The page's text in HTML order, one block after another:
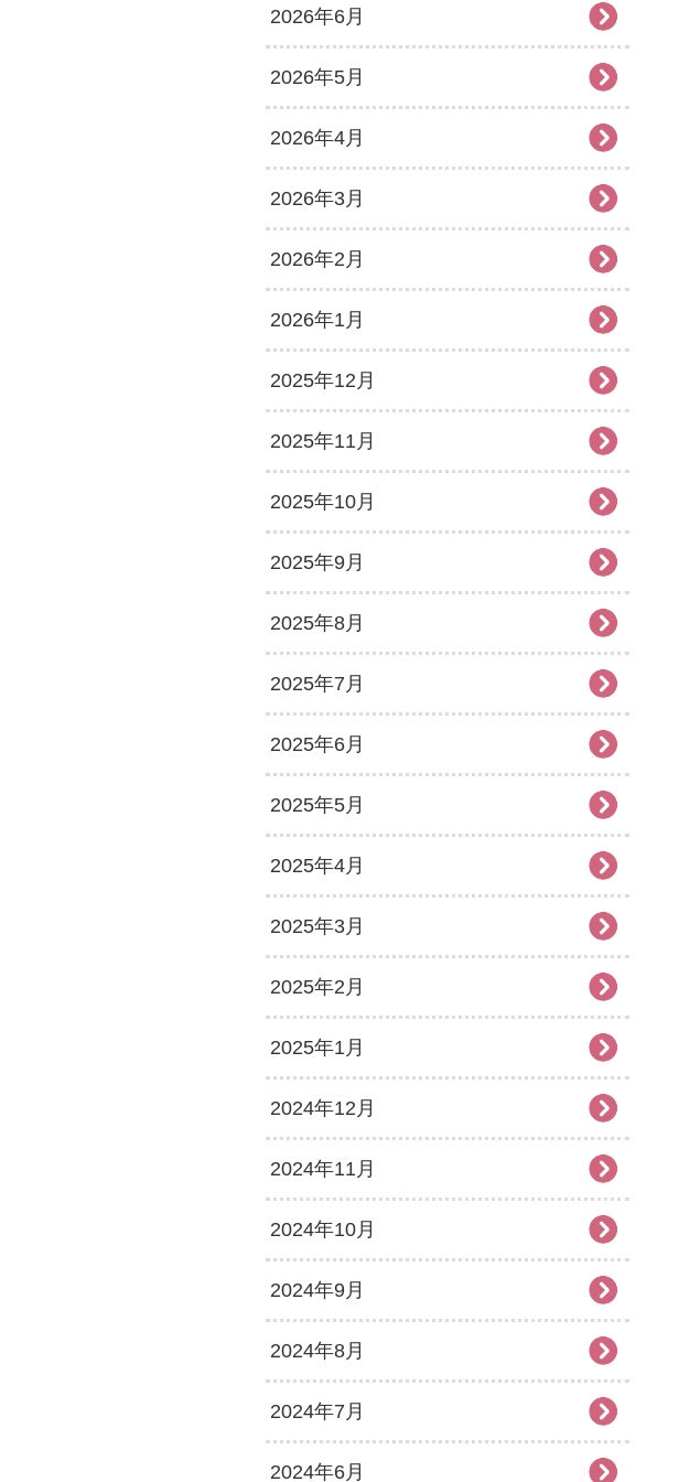
2026年6月
2026年5月
2026年4月
2026年3月
2026年2月
2026年1月
2025年12月
2025年11月
2025年10月
2025年9月
2025年8月
2025年7月
2025年6月
2025年5月
2025年4月
2025年3月
2025年2月
2025年1月
2024年12月
2024年11月
2024年10月
2024年9月
2024年8月
2024年7月
2024年6月